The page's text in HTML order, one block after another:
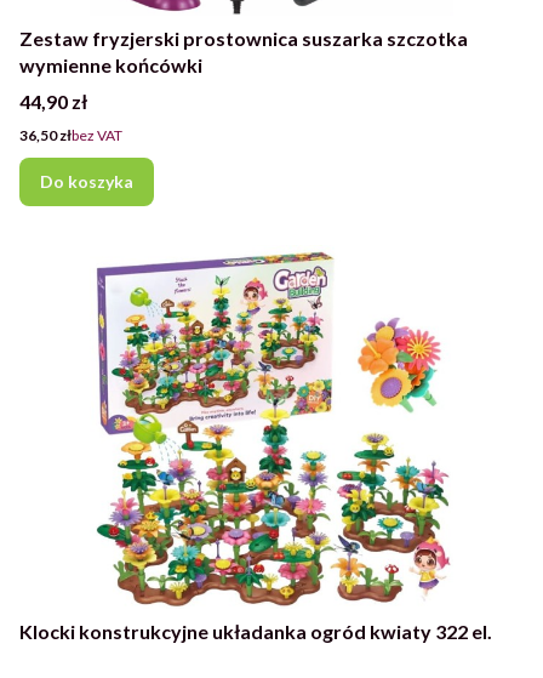
Zestaw fryzjerski prostownica suszarka szczotka
wymienne końcówki
Cena
44,90 zł
Cena
36,50 złbez VAT
Do koszyka
Klocki konstrukcyjne układanka ogród kwiaty 322 el.